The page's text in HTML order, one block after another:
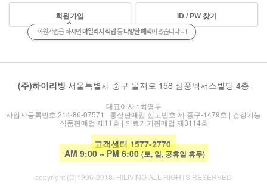
회원가입
회원가입을 하시면마일리지 적립등다양한 혜택이 있습니다 ~ !
ID / PW 찾기
(주)하이리빙 서울특별시 중구 을지로 158 삼풍넥서스빌딩 4층
대표이사 : 최영두
사업자등록번호 214-86-07571 | 통신판매업 신고번호 제 중구-1479호 | 건강기능
식품판매업 제11호 | 의료기기판매업 제3114호
고객센터 1577-2770
AM 9:00 ~ PM 6:00(토, 일, 공휴일 휴무)
copyright (C)1996-2018. HILIVING ALL RIGHTS RESERVED